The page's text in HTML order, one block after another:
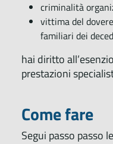
criminalità
vittima del
familiari dei
hai diritto
prestazioni
Come fare
Segui passo passo